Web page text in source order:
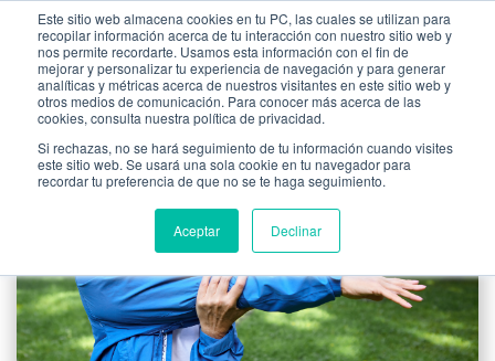
Este sitio web almacena cookies en tu PC, las cuales se utilizan para
recopilar información acerca de tu interacción con nuestro sitio web y
nos permite recordarte. Usamos esta información con el fin de
mejorar y personalizar tu experiencia de navegación y para generar
analíticas y métricas acerca de nuestros visitantes en este sitio web y
otros medios de comunicación. Para conocer más acerca de las
cookies, consulta nuestra política de privacidad.
Si rechazas, no se hará seguimiento de tu información cuando visites
este sitio web. Se usará una sola cookie en tu navegador para
recordar tu preferencia de que no se te haga seguimiento.
Aceptar Declinar